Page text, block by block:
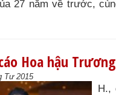
27 năm về trước,
Hoa hậu
Tư 2015
H.,